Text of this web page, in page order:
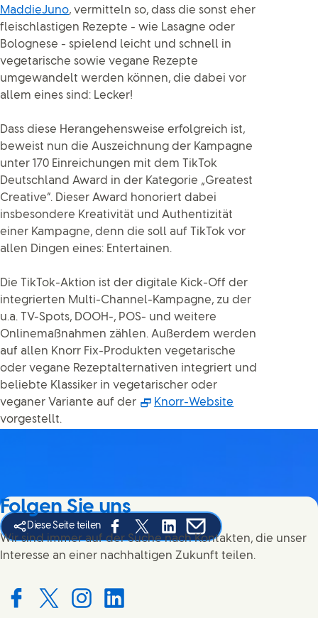
MaddieJuno(Öffnet sich in neuem Fenster )
, vermitteln so, dass die sonst eher
fleischlastigen Rezepte - wie Lasagne oder
Bolognese - spielend leicht und schnell in
vegetarische sowie vegane Rezepte
umgewandelt werden können, die dabei vor
allem eines sind: Lecker!
Dass diese Herangehensweise erfolgreich ist,
beweist nun die Auszeichnung der Kampagne
unter 170 Einreichungen mit dem TikTok
Deutschland Award in der Kategorie „Greatest
Creative“. Dieser Award honoriert dabei
insbesondere Kreativität und Authentizität
einer Kampagne, denn die soll auf TikTok vor
allen Dingen eines: Entertainen.
Die TikTok-Aktion ist der digitale Kick-Off der
integrierten Multi-Channel-Kampagne, zu der
u.a. TV-Spots, DOOH-, POS- und weitere
Onlinemaßnahmen zählen. Außerdem werden
auf allen Knorr Fix-Produkten vegetarische
oder vegane Rezeptalternativen integriert und
beliebte Klassiker in vegetarischer oder
veganer Variante auf der
Knorr-Website
vorgestellt.
Diese Seite teilen
Share this page on Facebook
Share this page on X
Share this page on Linked In
Share this page on E-
Folgen Sie uns
Wir sind immer auf der Suche nach Kontakten, die unser
Interesse an einer nachhaltigen Zukunft teilen.